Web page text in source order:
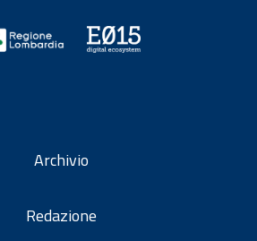
Archivio
Redazione